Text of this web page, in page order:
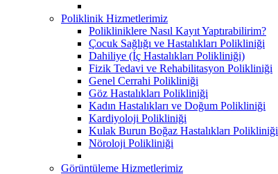
Poliklinik Hizmetlerimiz
Polikliniklere Nasıl Kayıt Yaptırabilirim?
Çocuk Sağlığı ve Hastalıkları Polikliniği
Dahiliye (İç Hastalıkları Polikliniği)
Fizik Tedavi ve Rehabilitasyon Polikliniği
Genel Cerrahi Polikliniği
Göz Hastalıkları Polikliniği
Kadın Hastalıkları ve Doğum Polikliniği
Kardiyoloji Polikliniği
Kulak Burun Boğaz Hastalıkları Polikliniği
Nöroloji Polikliniği
Görüntüleme Hizmetlerimiz